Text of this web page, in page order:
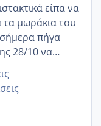
είπα να
τα μωράκια του
28/10 να
είναι
Μάιο ;;